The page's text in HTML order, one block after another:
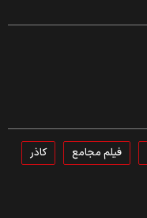
فیلم مجامع
کاذر